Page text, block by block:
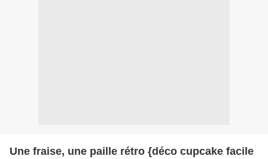
Une fraise, une paille rétro {déco cupcake facile